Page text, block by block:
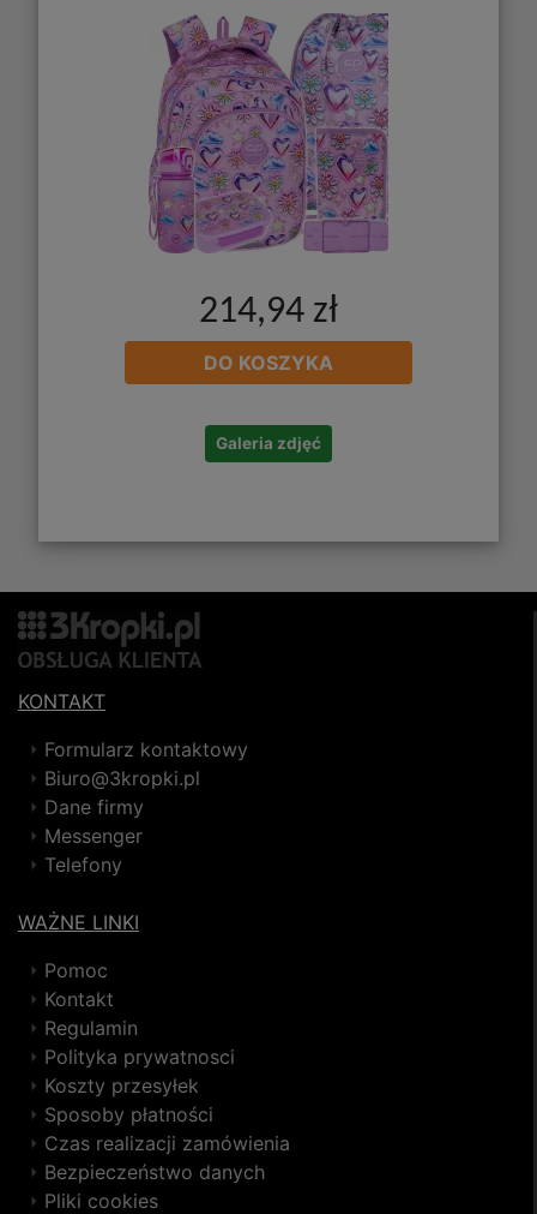
214,94 zł
DO KOSZYKA
Galeria zdjęć
KONTAKT
Formularz kontaktowy
Biuro@3kropki.pl
Dane firmy
Messenger
Telefony
WAŻNE LINKI
Pomoc
Kontakt
Regulamin
Polityka prywatnosci
Koszty przesyłek
Sposoby płatności
Czas realizacji zamówienia
Bezpieczeństwo danych
Pliki cookies